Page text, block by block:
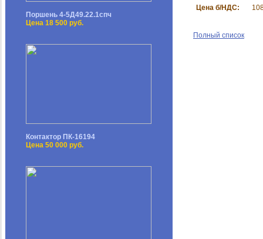
Поршень 4-5Д49.22.1спч
Цена 18 500 руб.
Контактор ПК-16194
Цена 50 000 руб.
Цена б/НДС:
Полный список